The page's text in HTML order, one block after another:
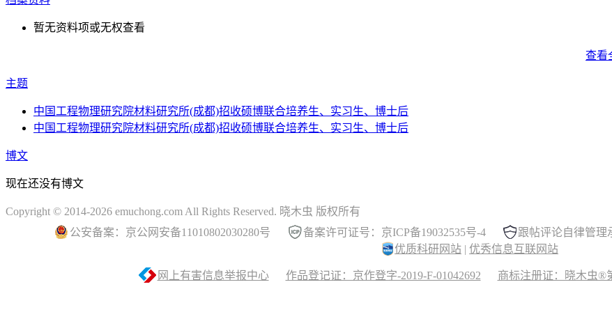
暂无资料项或无权查看
查看
主题
中国工程物理研究院材料研究所(成都)招收硕博联合培养生、实习生、博士后
中国工程物理研究院材料研究所(成都)招收硕博联合培养生、实习生、博士后
博文
现在还没有博文
Copyright © 2014-2026 emuchong.com All Rights Reserved. 晓木虫 版权所有
公安备案：京公网安备11010802030280号
备案许可证号：京ICP备19032535号-4
跟帖评论自律管理
优质科研网站 | 优秀信息互联网站
网上有害信息举报中心 作品登记证：京作登字-2019-F-01042692 商标注册证：晓木虫®